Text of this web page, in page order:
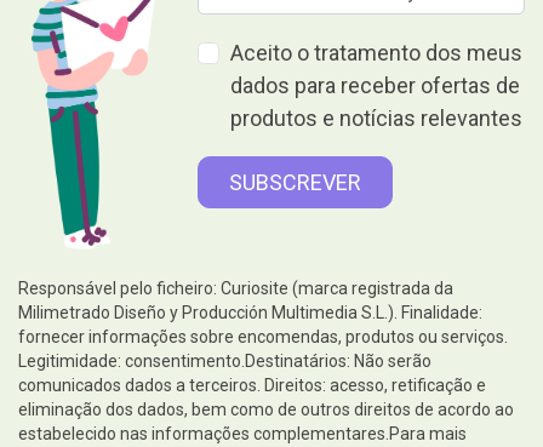
Aceito o tratamento dos meus
dados para receber ofertas de
produtos e notícias relevantes
Responsável pelo ficheiro: Curiosite (marca registrada da
Milimetrado Diseño y Producción Multimedia S.L.). Finalidade:
fornecer informações sobre encomendas, produtos ou serviços.
Legitimidade: consentimento.Destinatários: Não serão
comunicados dados a terceiros. Direitos: acesso, retificação e
eliminação dos dados, bem como de outros direitos de acordo ao
estabelecido nas informações complementares.Para mais